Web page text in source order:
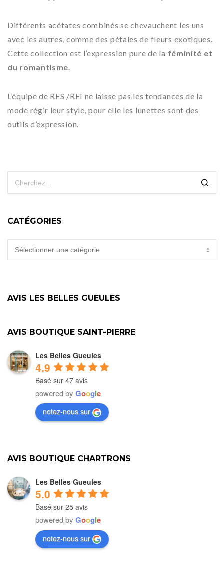
Différents acétates combinés se chevauchent les uns
avec les autres, comme des pétales de fleurs exotiques.
Cette collection est l’expression pure de la féminité et
du romantisme.
L’équipe de RES /REI ne laisse pas les tendances de la
mode régir leur style, pour elle les lunettes sont des
outils d’expression.
CATÉGORIES
CATÉGORIES
AVIS LES BELLES GUEULES
AVIS BOUTIQUE SAINT-PIERRE
Les Belles Gueules
4.9
Basé sur 47 avis
powered by Google
notez-nous sur
AVIS BOUTIQUE CHARTRONS
Les Belles Gueules
5.0
Basé sur 25 avis
powered by Google
notez-nous sur